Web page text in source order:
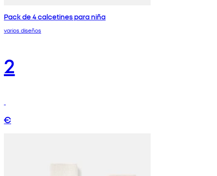
Pack de 4 calcetines para niña
varios diseños
2
€